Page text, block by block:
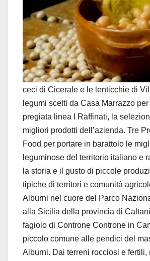
ceci di Cicerale e le lenticchie di
legumi scelti da Casa Marrazzo
pregiata linea I Raffinati, la
migliori prodotti dell’azienda. Tre
Food per portare in barattolo le
leguminose del territorio italiano e
la storia e il gusto di piccole
tipiche di territori e comunità
Alburni nel cuore del Parco
alla Sicilia della provincia di
fagiolo di Controne Controne in
piccolo comune alle pendici del
Alburni. Dai terreni rocciosi e fertili,